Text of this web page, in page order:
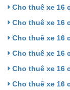
Cho thuê xe 16
Cho thuê xe 16
Cho thuê xe 16
Cho thuê xe 16
Cho thuê xe 16
Cho thuê xe 16